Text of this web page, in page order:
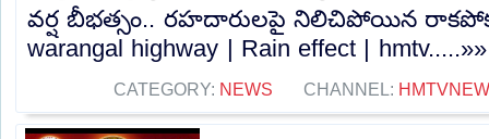
వర్ష బీభత్సం.. రహదారులపై నిలిచిపోయిన
warangal highway | Rain effect | hmtv.....»»
CATEGORY: NEWS CHANNEL: